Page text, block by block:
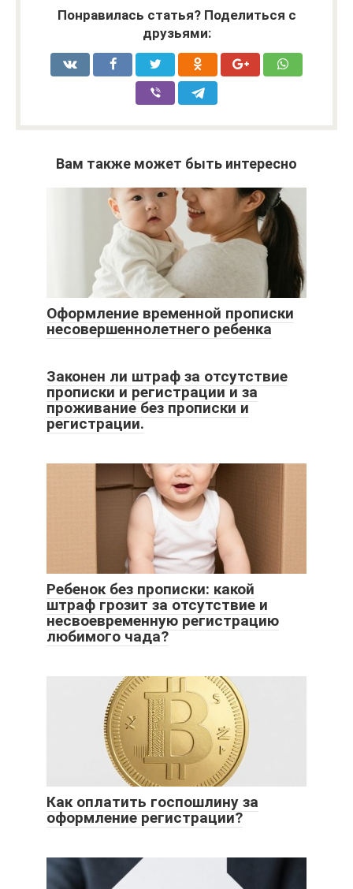
Понравилась статья? Поделиться с
друзьями:
Вам также может быть интересно
Оформление временной прописки
несовершеннолетнего ребенка
Законен ли штраф за отсутствие
прописки и регистрации и за
проживание без прописки и
регистрации.
Ребенок без прописки: какой
штраф грозит за отсутствие и
несвоевременную регистрацию
любимого чада?
Как оплатить госпошлину за
оформление регистрации?